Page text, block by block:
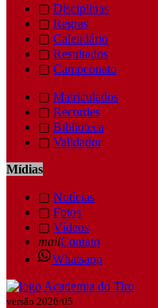
▢ Disciplinas
▢ Regras
▢ Calendário
▢ Resultados
▢ Campeonato
▢ Matriculados
▢ Recordes
▢ Biblioteca
▢ Validador
Mídias
▢ Notícias
▢ Fotos
▢ Vídeos
mailContato
Whatsapp
versão 2026/05